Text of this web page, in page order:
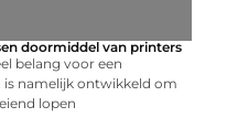
doormiddel van printers
belang voor een
is namelijk ontwikkeld om
lopen